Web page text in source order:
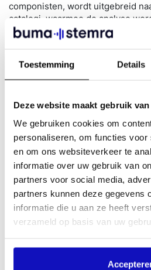
Toestemming Details
Deze website maakt gebruik
We gebruiken cookies om
personaliseren, om functies voor
en om ons websiteverkeer te
informatie over uw gebruik van
partners voor social media,
partners kunnen deze gegevens
informatie die u aan ze heeft
verzameld op basis van uw
componisten, wordt uitgebreid
catalogi, waarmee de analyse
een completer beeld van de
werken en wordt beter inzicht
bij BumaStemra worden
misstanden tijdig worden
beschermde titels, wat ten koste
Focus op transparantie
AlsBumaStemrablijven we
vernieuwing. We willen proactief
veranderingen in het
experimenteren met deze
innovatieve oplossingen
BumaStemra